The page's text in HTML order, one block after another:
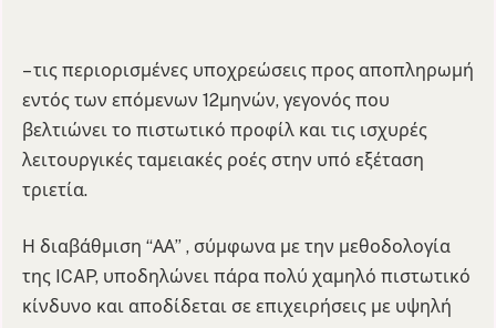
– τις περιορισμένες υποχρεώσεις προς αποπληρωμή
εντός των επόμενων 12μηνών, γεγονός που
βελτιώνει το πιστωτικό προφίλ και τις ισχυρές
λειτουργικές ταμειακές ροές στην υπό εξέταση
τριετία.
Η διαβάθμιση “ΑΑ” , σύμφωνα με την μεθοδολογία
της ICAP, υποδηλώνει πάρα πολύ χαμηλό πιστωτικό
κίνδυνο και αποδίδεται σε επιχειρήσεις με υψηλή